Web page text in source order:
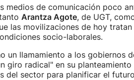
medios de comunicación poco
Arantza Agote, de UGT,
las movilizaciones de hoy
socio-laborales.
un llamamiento a los gobiernos
giro radical" en su
del sector para planificar el